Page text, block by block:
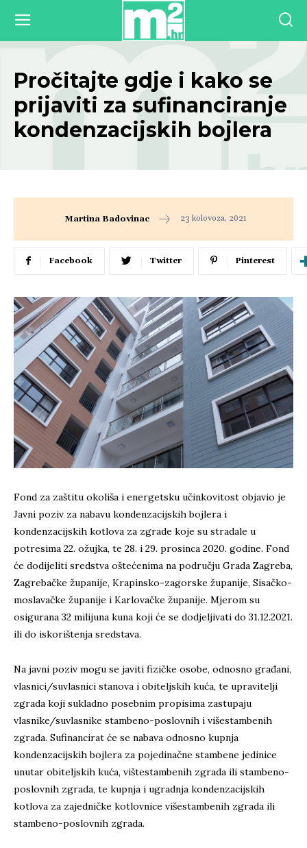
Pročitajte gdje i kako se
prijaviti za sufinanciranje
kondenzacijskih bojlera
Martina Badovinac 23 kolovoza, 2021
Facebook Twitter Pinterest
Fond za zaštitu okoliša i energetsku učinkovitost objavio je
Javni poziv za nabavu kondenzacijskih bojlera i
kondenzacijskih kotlova za zgrade koje su stradale u
potresima 22. ožujka, te 28. i 29. prosinca 2020. godine. Fond
će dodijeliti sredstva oštećenima na području Grada Zagreba,
Zagrebačke županije, Krapinsko-zagorske županije, Sisačko-
moslavačke županije i Karlovačke županije. Mjerom su
osigurana 32 milijuna kuna koji će se dodjeljivati do 31.12.2021.
ili do iskorištenja sredstava.
Na javni poziv mogu se javiti fizičke osobe, odnosno građani,
vlasnici/suvlasnici stanova i obiteljskih kuća, te upravitelji
zgrada koji sukladno posebnim propisima zastupaju
vlasnike/suvlasnike stambeno-poslovnih i višestambenih
zgrada. Sufinancirat će se nabava odnosno kupnja
kondenzacijskih bojlera za pojedinačne stambene jedinice
unutar obiteljskih kuća, vištestambenih zgrada ili stambeno-
poslovnih zgrada, te kupnja i ugradnja kondenzacijskih
kotlova za zajedničke kotlovnice višestambenih zgrada ili
stambeno-poslovnih zgrada.